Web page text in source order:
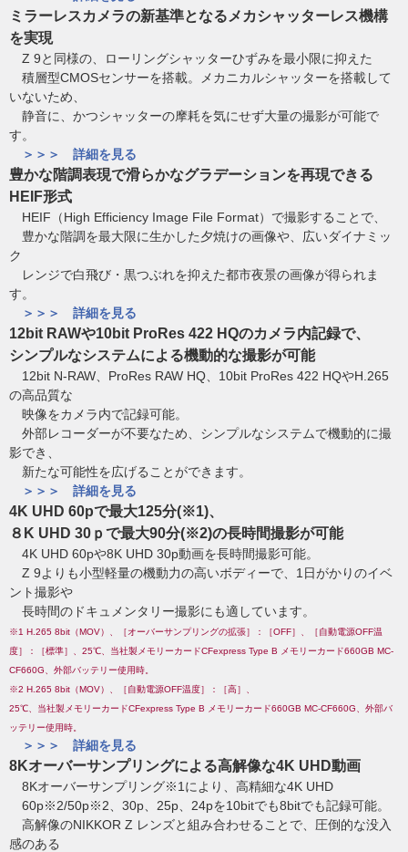
ミラーレスカメラの新基準となるメカシャッターレス機構
を実現
Z 9と同様の、ローリングシャッターひずみを最小限に抑えた
積層型CMOSセンサーを搭載。メカニカルシャッターを搭載して
いないため、
静音に、かつシャッターの摩耗を気にせず大量の撮影が可能で
す。
＞＞＞ 詳細を見る
豊かな階調表現で滑らかなグラデーションを再現できる
HEIF形式
HEIF（High Efficiency Image File Format）で撮影することで、
豊かな階調を最大限に生かした夕焼けの画像や、広いダイナミッ
ク
レンジで白飛び・黒つぶれを抑えた都市夜景の画像が得られま
す。
＞＞＞ 詳細を見る
12bit RAWや10bit ProRes 422 HQのカメラ内記録で、
シンプルなシステムによる機動的な撮影が可能
12bit N-RAW、ProRes RAW HQ、10bit ProRes 422 HQやH.265
の高品質な
映像をカメラ内で記録可能。
外部レコーダーが不要なため、シンプルなシステムで機動的に撮
影でき、
新たな可能性を広げることができます。
＞＞＞ 詳細を見る
4K UHD 60pで最大125分(※1)、
８K UHD 30ｐで最大90分(※2)の長時間撮影が可能
4K UHD 60pや8K UHD 30p動画を長時間撮影可能。
Z 9よりも小型軽量の機動力の高いボディーで、1日がかりのイベ
ント撮影や
長時間のドキュメンタリー撮影にも適しています。
※1 H.265 8bit（MOV）、
［オーバーサンプリングの拡張］：［OFF］、［自動電源OFF温
度］：［標準］、25℃、当社製メモリーカードCFexpress Type B メモリーカード660GB MC-
CF660G、外部バッテリー使用時。
※2 H.265 8bit（MOV）、［自動電源OFF温度］：［高］、
25℃、当社製メモリーカードCFexpress Type B メモリーカード660GB MC-CF660G、外部バ
ッテリー使用時。
＞＞＞ 詳細を見る
8Kオーバーサンプリングによる高解像な4K UHD動画
8Kオーバーサンプリング※1により、高精細な4K UHD
60p※2/50p※2、30p、25p、24pを10bitでも8bitでも記録可能。
高解像のNIKKOR Z レンズと組み合わせることで、圧倒的な没入
感のある